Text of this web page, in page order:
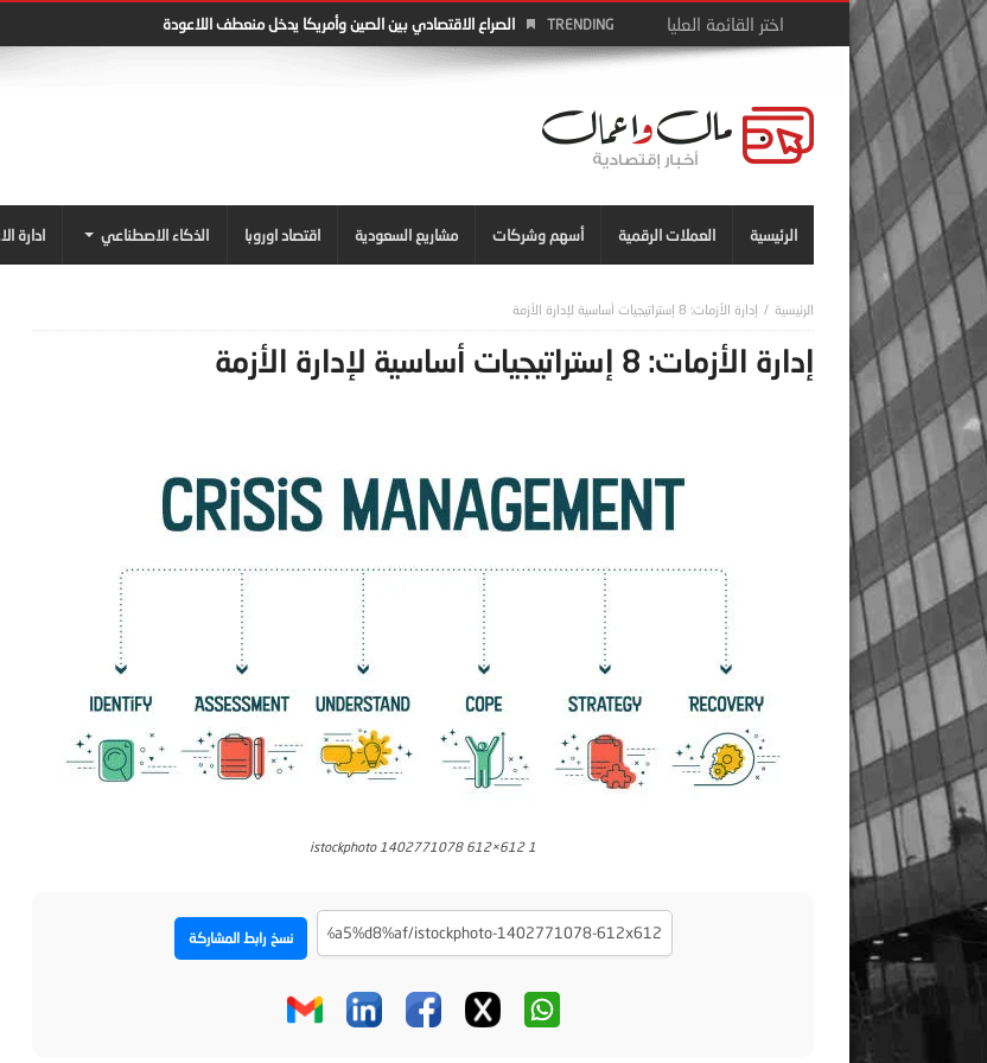
TRENDING الصراع الاقتصادي بين الصين وأمريكا يدخل منعطف اللاعودة
الرئيسية العملات الرقمية أسهم وشركات مشاريع السعودية اقتصاد اوروبا الذكاء الاصطناعي ادارة
إدارة الأزمات: 8 إستراتيجيات أساسية لإدارة الأزمة
إدارة الأزمات: 8 إستراتيجيات أساسية لإدارة الأزمة
istockphoto 1402771078 612×612 1
نسخ رابط المشاركة